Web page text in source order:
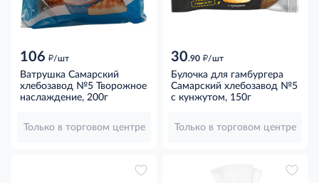
106 д/шт
Ватрушка Самарский
хлебозавод №5 Творожное
наслаждение, 200г
Только в торговом центре
30.90 д/шт
Булочка для гамбургера
Самарский хлебозавод №5
с кунжутом, 150г
Только в торговом центре